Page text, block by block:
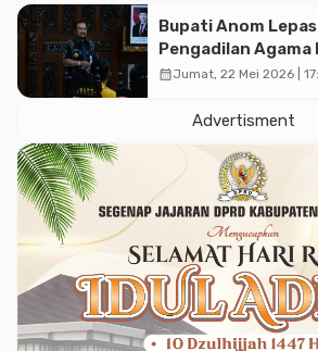
Bupati Anom
Pengadilan Agama
Pengadilan Tinggi
calendar_monthJumat, 22 Mei 2026 |
Advertisment